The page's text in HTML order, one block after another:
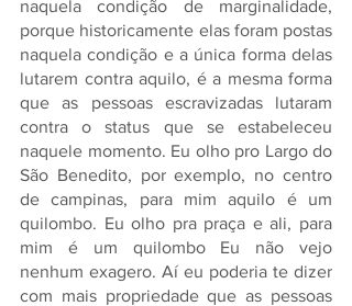
naquela condição de marginalidade,
porque historicamente elas foram postas
naquela condição e a única forma delas
lutarem contra aquilo, é a mesma forma
que as pessoas escravizadas lutaram
contra o status que se estabeleceu
naquele momento. Eu olho pro Largo do
São Benedito, por exemplo, no centro
de campinas, para mim aquilo é um
quilombo. Eu olho pra praça e ali, para
mim é um quilombo Eu não vejo
nenhum exagero. Aí eu poderia te dizer
com mais propriedade que as pessoas